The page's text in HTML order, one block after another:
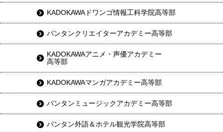
KADOKAWAドワンゴ情報工科学院高等部
バンタンクリエイターアカデミー高等部
KADOKAWAアニメ・声優アカデミー
高等部
KADOKAWAマンガアカデミー高等部
バンタンミュージックアカデミー高等部
バンタン外語＆ホテル観光学院高等部